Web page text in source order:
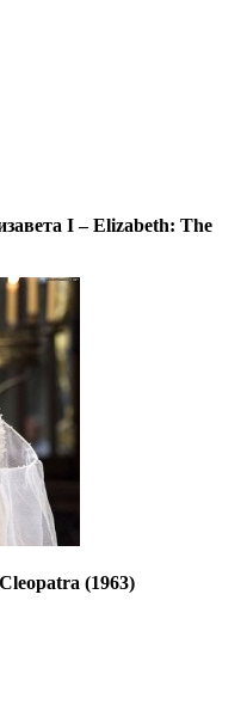
I – Elizabeth: The
(1963)